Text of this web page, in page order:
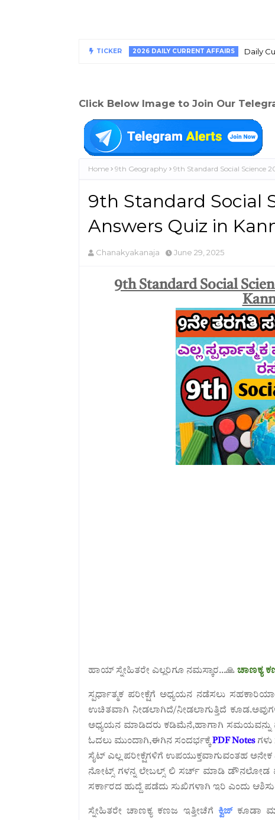
TICKER 2026 DAILY CURRENT AFFAIRS Daily
Click Below Image to Join Our
Home 9th Geography 9th Standard Social Science
9th Standard Social
Answers Quiz in
Chanakyakanaja June 29, 2025
9th Standard Social
ಹಾಯ್ ಸ್ನೇಹಿತರೇ ಎಲ್ಲರಿಗೂ ನಮಸ್ಕಾರ...🙏 ಚಾಣಕ್ಯ
ಸ್ಪರ್ಧಾತ್ಮಕ ಪರೀಕ್ಷೆಗೆ ಅಧ್ಯಯನ ನಡೆಸಲು
ಉಚಿತವಾಗಿ ನೀಡಲಾಗಿದೆ/ನೀಡಲಾಗುತ್ತಿದೆ ಕೂಡ.
ಅಧ್ಯಯನ ಮಾಡಿದರು ಕಡಿಮೆನೆ,ಹಾಗಾಗಿ ಸಮಯವನ್ನು
ಓದಲು ಮುಂದಾಗಿ,ಈಗಿನ ಸಂದರ್ಭಕ್ಕೆ PDF Notesಗಳು
ಸೈಟ್ ಎಲ್ಲ ಪರೀಕ್ಷೆಗಳಿಗೆ ಉಪಯುಕ್ತವಾಗುವಂತಹ
ನೋಟ್ಸ್ ಗಳನ್ನ ಲೇಬಲ್ಸ್ ಲಿ ಸರ್ಚ್ ಮಾಡಿ ಡೌನಲೋಡ
ಸರ್ಕಾರದ ಹುದ್ದೆ ಪಡೆದು ಸುಖಿಗಳಾಗಿ ಇರಿ ಎಂದು
ಸ್ನೇಹಿತರೇ ಚಾಣಕ್ಯ ಕಣಜ ಇತ್ತೀಚೆಗೆ ಕ್ವಿಜ್‌ಕೂಡಾ